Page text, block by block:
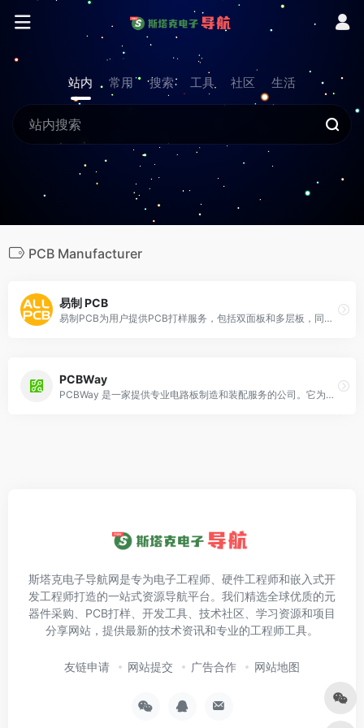
站内 常用 搜索 工具 社区 生活
PCB Manufacturer
易制 PCB
易制PCB为用户提供PCB打样服务，包括双面板和多层板，同时支持元器件采购和组装服务，适合快速开发和生产。
PCBWay
PCBWay 是一家提供专业电路板制造和装配服务的公司。它为电子工程师、设计师和开发人员提供从PCB原型制作到批量生产的全方位服务。PCBWay 提供多层板、高精度板、柔性板等多种类型的电路板，并支持在线报价、下单和实时进度跟踪。该平台还提供组件采购和组装服务，帮助用户节省时间和成本，是电子项目开发的全方位解决方案。
斯塔克电子导航网是专为电子工程师、硬件工程师和嵌入式开
发工程师打造的一站式资源导航平台。我们精选全球优质的元
器件采购、PCB打样、开发工具、技术社区、学习资源和项目
分享网站，提供最新的技术资讯和专业的工程师工具。
友链申请 网站提交 广告合作 网站地图